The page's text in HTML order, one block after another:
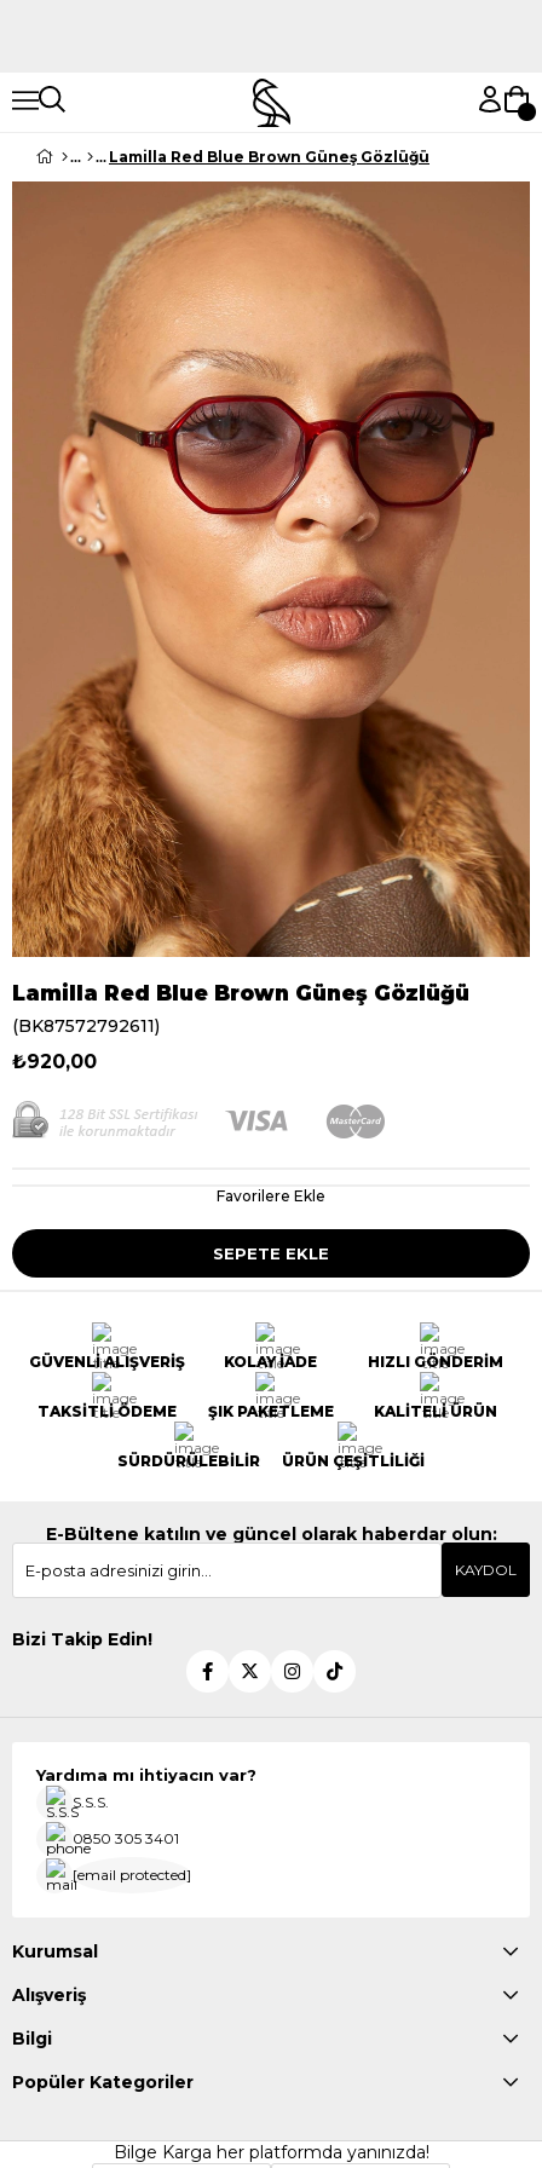
Lamilla Red Blue Brown Güneş Gözlüğü
Lamilla Red Blue Brown Güneş Gözlüğü
(BK87572792611)
₺920,00
Favorilere Ekle
GÜVENLİ ALIŞVERİŞ KOLAY İADE HIZLI GÖNDERİM
TAKSİTLİ ÖDEME ŞIK PAKETLEME KALİTELİ ÜRÜN
SÜRDÜRÜLEBİLİR ÜRÜN ÇEŞİTLİLİĞİ
E-Bültene katılın ve güncel olarak haberdar olun:
KAYDOL
Bizi Takip Edin!
Yardıma mı ihtiyacın var?
S.S.S.
0850 305 3401
[email protected]
Kurumsal
Alışveriş
Bilgi
Popüler Kategoriler
Bilge Karga her platformda yanınızda!